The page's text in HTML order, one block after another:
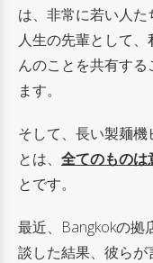
は、非常に若い人た
人生の先輩として
んのことを共有す
ます。
そして、長い製麺
とは、 全てのものは
とです。
最近、Bangkokの拠
談した結果、彼ら